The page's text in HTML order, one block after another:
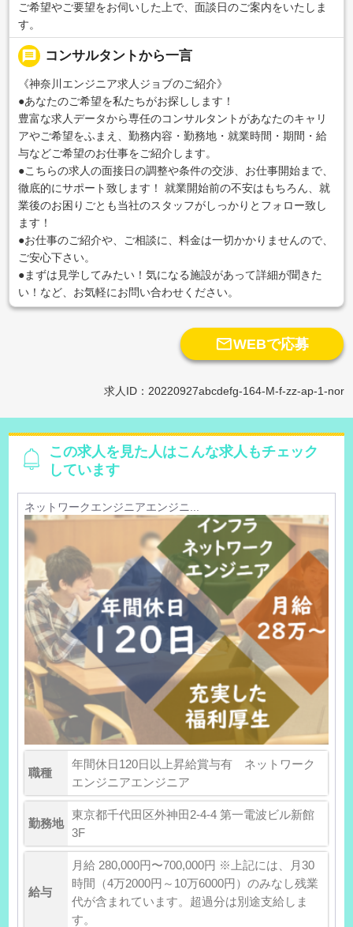
ご希望やご要望をお伺いした上で、面談日のご案内をいたしま
す。
message コンサルタントから一言
《神奈川エンジニア求人ジョブのご紹介》
●あなたのご希望を私たちがお探しします！
豊富な求人データから専任のコンサルタントがあなたのキャリ
アやご希望をふまえ、勤務内容・勤務地・就業時間・期間・給
与などご希望のお仕事をご紹介します。
●こちらの求人の面接日の調整や条件の交渉、お仕事開始まで、
徹底的にサポート致します！ 就業開始前の不安はもちろん、就
業後のお困りごとも当社のスタッフがしっかりとフォロー致し
ます！
●お仕事のご紹介や、ご相談に、料金は一切かかりませんので、
ご安心下さい。
●まずは見学してみたい！気になる施設があって詳細が聞きた
い！など、お気軽にお問い合わせください。
WEBで応募
求人ID：20220927abcdefg-164-M-f-zz-ap-1-nor
この求人を見た人はこんな求人もチェック
しています
ネットワークエンジニアエンジニ...
職種
年間休日120日以上昇給賞与有 ネットワーク
エンジニアエンジニア
勤務地
東京都千代田区外神田2-4-4 第一電波ビル新館
3F
給与
月給 280,000円〜700,000円 ※上記には、月30
時間（4万2000円～10万6000円）のみなし残業
代が含まれています。超過分は別途支給しま
す。